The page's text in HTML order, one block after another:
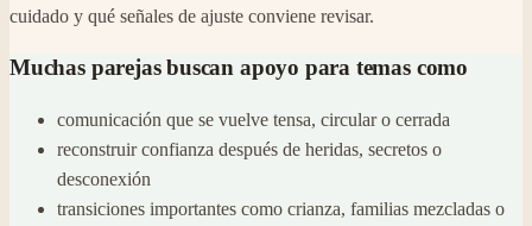
cuidado y qué señales de ajuste conviene revisar.
Muchas parejas buscan apoyo para temas como
comunicación que se vuelve tensa, circular o cerrada
reconstruir confianza después de heridas, secretos o
desconexión
transiciones importantes como crianza, familias mezcladas o